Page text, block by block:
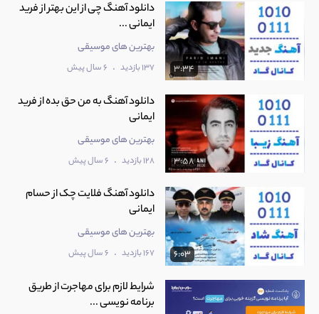
3:34
دانلود آهنگ چی از این بهتر از فرید
ایمانی ...
بهترین های موسیقی
137 بازدید . 6 سال پیش
3:58
دانلود آهنگ به من حق بده از فرید
ایمانی
بهترین های موسیقی
128 بازدید . 6 سال پیش
6:03
دانلود آهنگ فلایت چک از حسام
ایمانی
بهترین های موسیقی
167 بازدید . 6 سال پیش
شرایط لازم برای مهاجرت از طریق
برنامه نویسی ...